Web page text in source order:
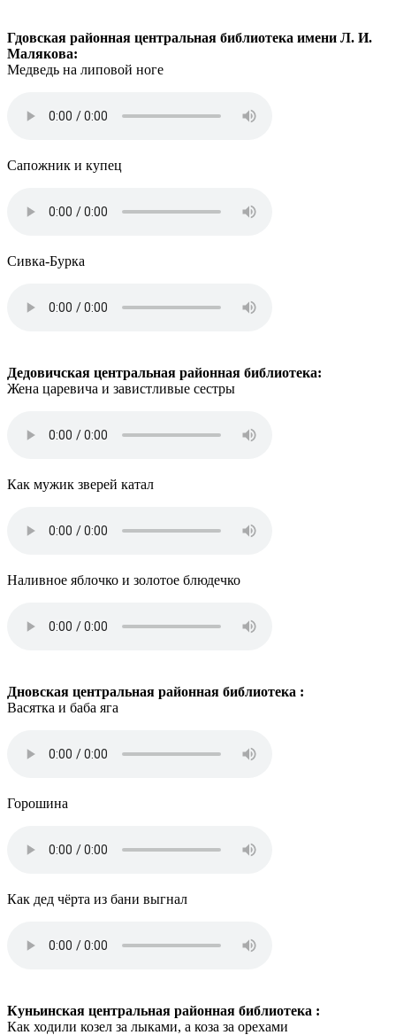
Гдовская районная центральная библиотека имени Л. И.
Малякова:
Медведь на липовой ноге
Сапожник и купец
Сивка-Бурка
Дедовичская центральная районная библиотека:
Жена царевича и завистливые сестры
Как мужик зверей катал
Наливное яблочко и золотое блюдечко
Дновская центральная районная библиотека :
Васятка и баба яга
Горошина
Как дед чёрта из бани выгнал
Куньинская центральная районная библиотека :
Как ходили козел за лыками, а коза за орехами